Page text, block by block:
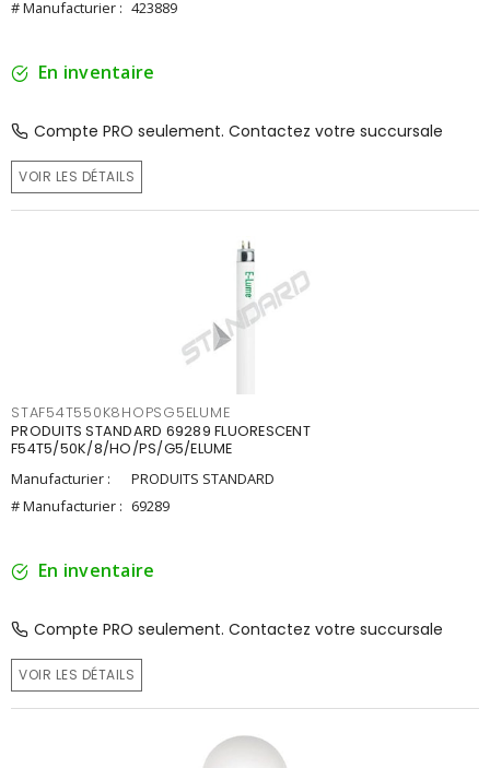
# Manufacturier : 423889
En inventaire
Compte PRO seulement. Contactez votre succursale
VOIR LES DÉTAILS
STAF54T550K8HOPSG5ELUME
PRODUITS STANDARD 69289 FLUORESCENT
F54T5/50K/8/HO/PS/G5/ELUME
Manufacturier :
PRODUITS STANDARD
# Manufacturier : 69289
En inventaire
Compte PRO seulement. Contactez votre succursale
VOIR LES DÉTAILS